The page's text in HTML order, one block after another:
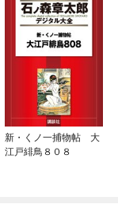
新・くノ一捕物帖 大
江戸緋鳥８０８